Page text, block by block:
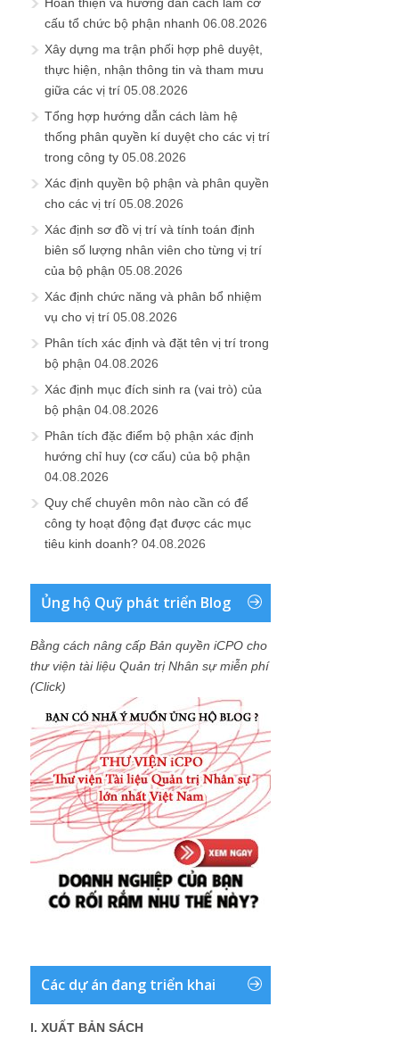
cấu tổ chức bộ phận nhanh 06.08.2026
Xây dựng ma trận phối hợp phê duyệt,
thực hiện, nhận thông tin và tham mưu
giữa các vị trí 05.08.2026
Tổng hợp hướng dẫn cách làm hệ
thống phân quyền kí duyệt cho các vị trí
trong công ty 05.08.2026
Xác định quyền bộ phận và phân quyền
cho các vị trí 05.08.2026
Xác định sơ đồ vị trí và tính toán định
biên số lượng nhân viên cho từng vị trí
của bộ phận 05.08.2026
Xác định chức năng và phân bổ nhiệm
vụ cho vị trí 05.08.2026
Phân tích xác định và đặt tên vị trí trong
bộ phận 04.08.2026
Xác định mục đích sinh ra (vai trò) của
bộ phận 04.08.2026
Phân tích đặc điểm bộ phận xác định
hướng chỉ huy (cơ cấu) của bộ phận
04.08.2026
Quy chế chuyên môn nào cần có để
công ty hoạt động đạt được các mục
tiêu kinh doanh? 04.08.2026
Ủng hộ Quỹ phát triển Blog
Bằng cách nâng cấp Bản quyền iCPO cho
thư viện tài liệu Quản trị Nhân sự miễn phí
(Click)
Các dự án đang triển khai
I. XUẤT BẢN SÁCH